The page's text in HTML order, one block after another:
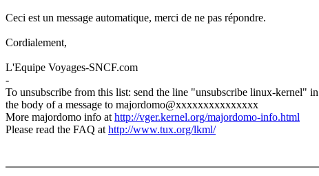
Ceci est un message automatique, merci de ne pas répondre.
Cordialement,
L'Equipe Voyages-SNCF.com
-
To unsubscribe from this list: send the line "unsubscribe linux-kernel" in
the body of a message to majordomo@xxxxxxxxxxxxxxx
More majordomo info athttp://vger.kernel.org/majordomo-info.html
Please read the FAQ athttp://www.tux.org/lkml/